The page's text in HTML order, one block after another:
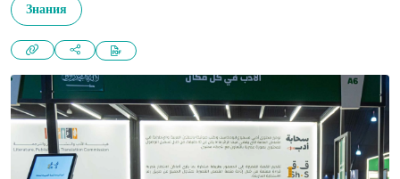
Знания